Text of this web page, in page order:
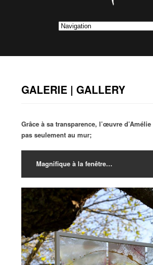
GALERIE | GALLERY
Grâce à sa transparence, l’œuvre d’Amélie
pas seulement au mur;
Magnifique à la fenêtre…